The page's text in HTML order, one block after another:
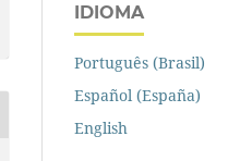
IDIOMA
Português (Brasil)
Español (España)
English